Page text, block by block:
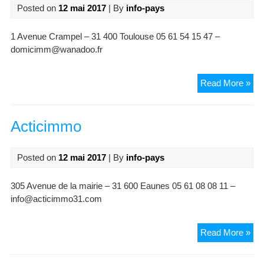
Posted on 12 mai 2017| By info-pays
1 Avenue Crampel – 31 400 Toulouse 05 61 54 15 47 –
domicimm@wanadoo.fr
Read More »
Acticimmo
Posted on 12 mai 2017| By info-pays
305 Avenue de la mairie – 31 600 Eaunes 05 61 08 08 11 –
info@acticimmo31.com
Read More »